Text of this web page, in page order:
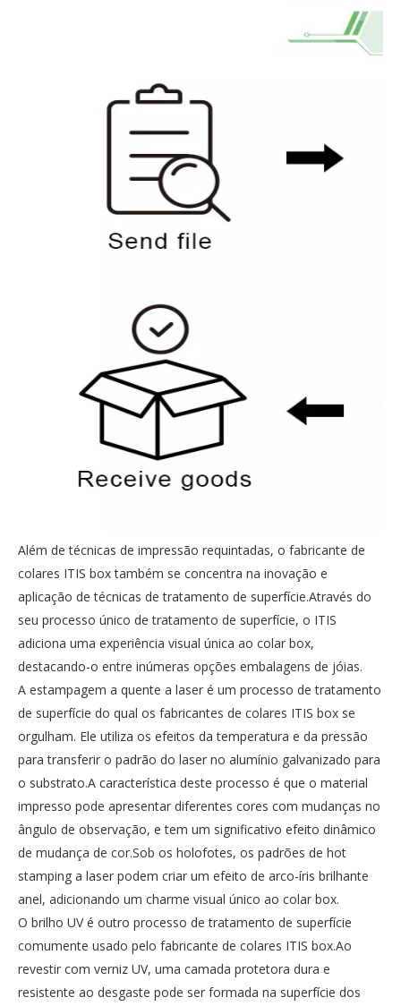
Além de técnicas de impressão requintadas, o fabricante de
colares ITIS box também se concentra na inovação e
aplicação de técnicas de tratamento de superfície.Através do
seu processo único de tratamento de superfície, o ITIS
adiciona uma experiência visual única ao colar box,
destacando-o entre inúmeras opções embalagens de jóias.
A estampagem a quente a laser é um processo de tratamento
de superfície do qual os fabricantes de colares ITIS box se
orgulham. Ele utiliza os efeitos da temperatura e da pressão
para transferir o padrão do laser no alumínio galvanizado para
o substrato.A característica deste processo é que o material
impresso pode apresentar diferentes cores com mudanças no
ângulo de observação, e tem um significativo efeito dinâmico
de mudança de cor.Sob os holofotes, os padrões de hot
stamping a laser podem criar um efeito de arco-íris brilhante
anel, adicionando um charme visual único ao colar box.
O brilho UV é outro processo de tratamento de superfície
comumente usado pelo fabricante de colares ITIS box.Ao
revestir com verniz UV, uma camada protetora dura e
resistente ao desgaste pode ser formada na superfície dos